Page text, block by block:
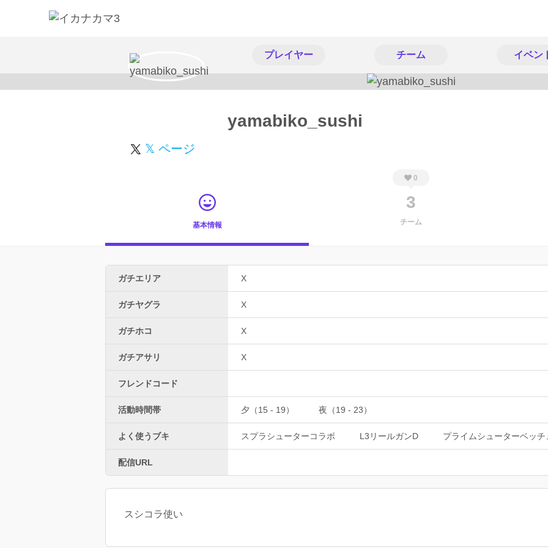
プレイヤー チーム イベン
yamabiko_sushi
𝕏 ページ
基本情報
0
3
チーム
ガチエリア X
ガチヤグラ X
ガチホコ X
ガチアサリ X
フレンドコード
活動時間帯 夕（15 - 19） 夜（19 - 23）
よく使うブキ スプラシューターコラボ L3リールガンD プライムシューターベッチ
配信URL
スシコラ使い